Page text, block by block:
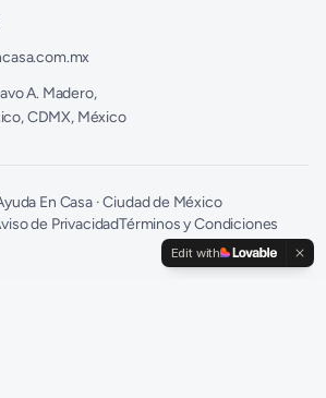
A. Madero,
CDMX, México
En Casa · Ciudad de México
de PrivacidadTérminos y Condiciones
Edit with